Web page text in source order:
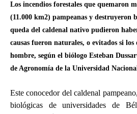
Los incendios forestales que quemaron
(11.000 km2) pampeanas y destruyeron
queda del caldenal nativo pudieron
causas fueron naturales, o evitados si
hombre, según el biólogo Esteban
de Agronomía de la Universidad
Este conocedor del caldenal
biológicas de universidades de